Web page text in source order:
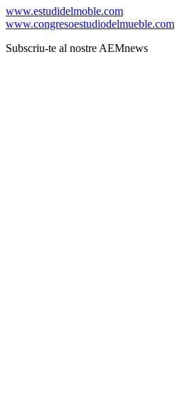
www.estudidelmoble.com
www.congresoestudiodelmueble.com
Subscriu-te al nostre AEMnews